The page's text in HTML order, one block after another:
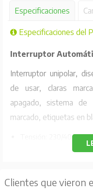
Especificaciones
Especificaciones del
Interruptor
Interruptor unipolar,
de usar, claras
apagado, sistema
marcado, etiquetas en
Tensión: 230/400V AC
Corriente Max: 4A/
Código Fabricante:
Clientes que vieron